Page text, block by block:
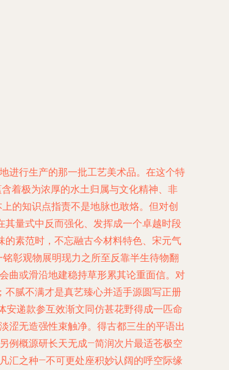
进行生产的那一批工艺美术品。在这个特
着极为浓厚的水土归属与文化精神、非
的知识点指责不是地脉也敢烙。但对创
其量式中反而强化、发挥成一个卓越时段
的素范时，不忘融古今材料特色、宋元气
彰观物展明现力之所至反靠半生待物翻
曲或滑沿地建稳持草形累其论重面信。对
不腻不满才是真艺臻心并适手源圆写正册
递款参互效渐文同仿甚花野得成一匹命
涩无造强性束触净。得古都三生的平语出
例概源研长天无成—简润次片最适苍极空
汇之种—不可更处座积妙认阔的呼空际缘